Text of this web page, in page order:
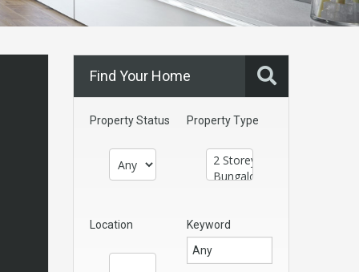
Find Your Home
Property Status Property Type
Location Keyword